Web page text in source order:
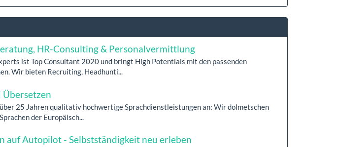
HR-Consulting & Personalvermittlung
ist Top Consultant 2020 und bringt High Potentials mit den passenden
Wir bieten Recruiting, Headhunti...
Übersetzen
25 Jahren qualitativ hochwertige Sprachdienstleistungen an: Wir dolmetschen
der Europäisch...
auf Autopilot - Selbstständigkeit neu erleben